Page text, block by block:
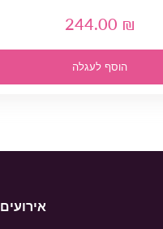
244.00 ₪
הוסף לעגלה
אירועים